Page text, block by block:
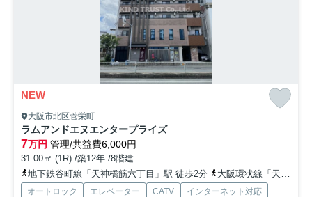
NEW
大阪市北区菅栄町
ラムアンドエヌエンタープライズ
7万円 管理/共益費6,000円
31.00㎡ (1R) /築12年 /8階建
地下鉄谷町線「天神橋筋六丁目」駅 徒歩2分
大阪環状線「天満」駅 徒歩8分
オートロック エレベーター CATV
インターネット対応